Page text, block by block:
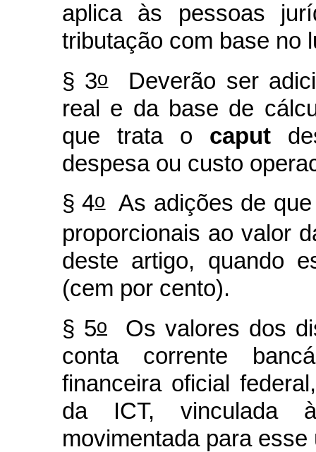
aplica às pessoas
tributação com base no
§ 3oDeverão ser
real e da base de
que trata o caput
despesa ou custo
§ 4oAs adições de que
proporcionais ao valor
deste artigo, quando
(cem por cento).
§ 5o
Os valores dos
conta corrente
financeira oficial
da ICT, vinculada
movimentada para esse